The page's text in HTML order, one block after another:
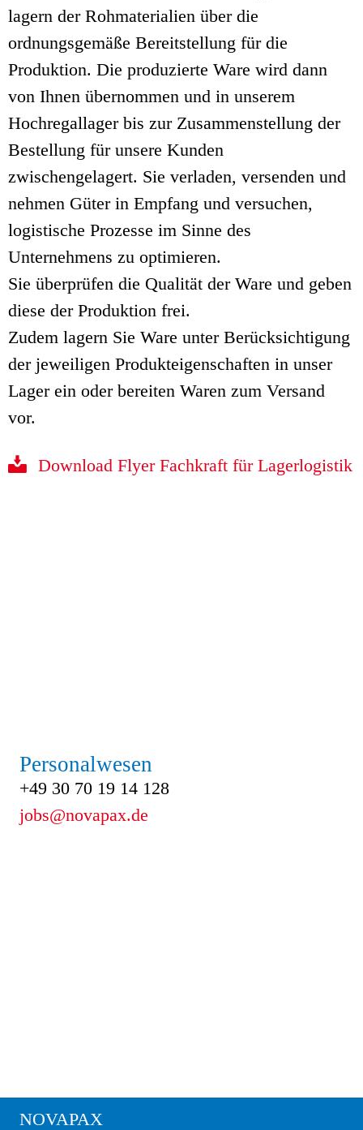
lagern der Rohmaterialien über die
ordnungsgemäße Bereitstellung für die
Produktion. Die produzierte Ware wird dann
von Ihnen übernommen und in unserem
Hochregallager bis zur Zusammenstellung der
Bestellung für unsere Kunden
zwischengelagert. Sie verladen, versenden und
nehmen Güter in Empfang und versuchen,
logistische Prozesse im Sinne des
Unternehmens zu optimieren.
Sie überprüfen die Qualität der Ware und geben
diese der Produktion frei.
Zudem lagern Sie Ware unter Berücksichtigung
der jeweiligen Produkteigenschaften in unser
Lager ein oder bereiten Waren zum Versand
vor.
Download Flyer Fachkraft für Lagerlogistik
Personalwesen
+49 30 70 19 14 128
jobs@novapax.de
NOVAPAX